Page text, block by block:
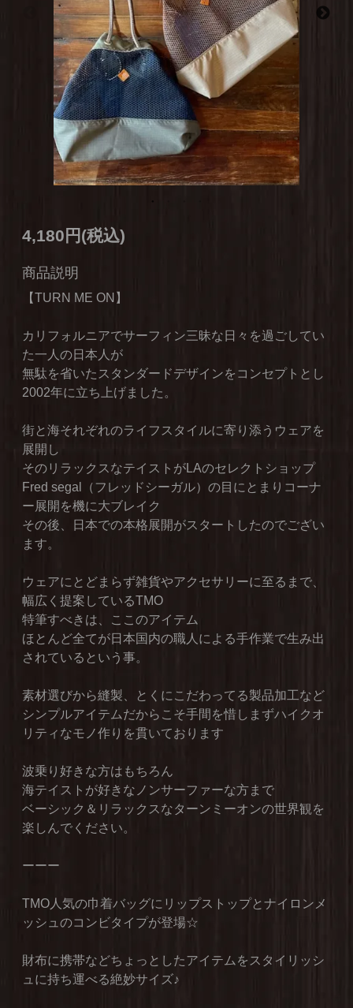
4,180円(税込)
商品説明
【TURN ME ON】
カリフォルニアでサーフィン三昧な日々を過ごしてい
た一人の日本人が
無駄を省いたスタンダードデザインをコンセプトとし
2002年に立ち上げました。
街と海それぞれのライフスタイルに寄り添うウェアを
展開し
そのリラックスなテイストがLAのセレクトショップ
Fred segal（フレッドシーガル）の目にとまりコーナ
ー展開を機に大ブレイク
その後、日本での本格展開がスタートしたのでござい
ます。
ウェアにとどまらず雑貨やアクセサリーに至るまで、
幅広く提案しているTMO
特筆すべきは、ここのアイテム
ほとんど全てが日本国内の職人による手作業で生み出
されているという事。
素材選びから縫製、とくにこだわってる製品加工など
シンプルアイテムだからこそ手間を惜しまずハイクオ
リティなモノ作りを貫いております
波乗り好きな方はもちろん
海テイストが好きなノンサーファーな方まで
ベーシック＆リラックスなターンミーオンの世界観を
楽しんでください。
ーーー
TMO人気の巾着バッグにリップストップとナイロンメ
ッシュのコンビタイプが登場☆
財布に携帯などちょっとしたアイテムをスタイリッシ
ュに持ち運べる絶妙サイズ♪